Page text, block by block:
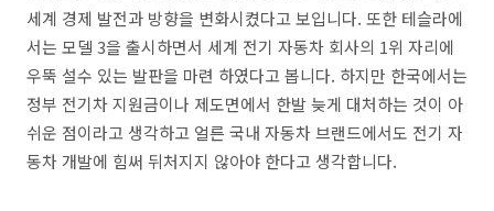
세계 경제 발전과 방향을 변화시켰다고 보입니다. 또한 테슬라에
서는 모델 3을 출시하면서 세계 전기 자동차 회사의 1위 자리에
우뚝 설수 있는 발판을 마련 하였다고 봅니다. 하지만 한국에서는
정부 전기차 지원금이나 제도면에서 한발 늦게 대처하는 것이 아
쉬운 점이라고 생각하고 얼른 국내 자동차 브랜드에서도 전기 자
동차 개발에 힘써 뒤처지지 않아야 한다고 생각합니다.